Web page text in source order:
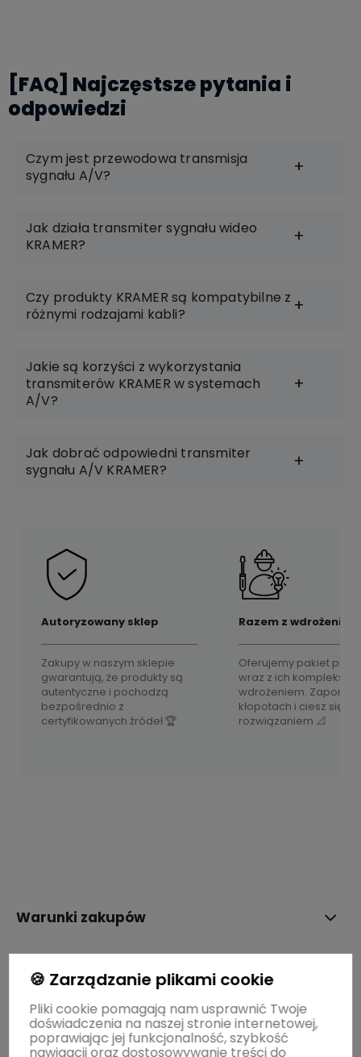
[FAQ] Najczęstsze pytania i
odpowiedzi
Czym jest przewodowa transmisja
sygnału A/V?
Jak działa transmiter sygnału wideo
KRAMER?
Czy produkty KRAMER są kompatybilne z
różnymi rodzajami kabli?
Jakie są korzyści z wykorzystania
transmiterów KRAMER w systemach
A/V?
Jak dobrać odpowiedni transmiter
sygnału A/V KRAMER?
Autoryzowany sklep
Zakupy w naszym sklepie
gwarantują, że produkty są
autentyczne i pochodzą
bezpośrednio z
certyfikowanych źródeł 🏆
Razem z wdrożeniem
Oferujemy pakiet
wraz z ich
wdrożeniem.
kłopotach i ciesz się
rozwiązaniem 📐
Warunki zakupów
STREFY MAREK
BLOG
🍪 Zarządzanie plikami cookie
Pliki cookie pomagają nam usprawnić Twoje
doświadczenia na naszej stronie internetowej,
poprawiając jej funkcjonalność, szybkość
nawigacji oraz dostosowywanie treści do